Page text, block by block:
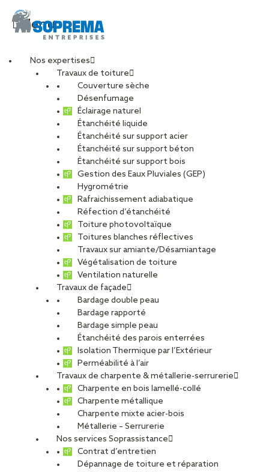
Menu
Nos expertises
Travaux de toiture
Couverture sèche
Désenfumage
Éclairage naturel
Étanchéité liquide
Étanchéité sur support acier
Étanchéité sur support béton
Étanchéité sur support bois
Gestion des Eaux Pluviales (GEP)
Hygrométrie
Rafraichissement adiabatique
Réfection d’étanchéité
Toiture photovoltaïque
Toitures blanches réflectives
Travaux sur amiante/Désamiantage
Végétalisation de toiture
Ventilation naturelle
Travaux de façade
Bardage double peau
Bardage rapporté
Bardage simple peau
Étanchéité des parois enterrées
Isolation Thermique par l’Extérieur
Perméabilité à l’air
Travaux de charpente & métallerie-serrurerie
Charpente en bois lamellé-collé
Charpente métallique
Charpente mixte acier-bois
Métallerie – Serrurerie
Nos services Soprassistance
Contrat d’entretien
Dépannage de toiture et réparation
10-3
PARTAGER